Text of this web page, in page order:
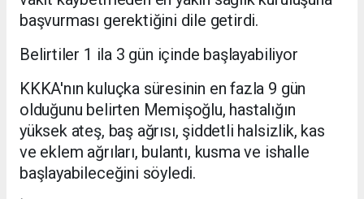
başvurması gerektiğini dile getirdi.
Belirtiler 1 ila 3 gün içinde başlayabiliyor
KKKA'nın kuluçka süresinin en fazla 9 gün
olduğunu belirten Memişoğlu, hastalığın
yüksek ateş, baş ağrısı, şiddetli halsizlik, kas
ve eklem ağrıları, bulantı, kusma ve ishalle
başlayabileceğini söyledi.